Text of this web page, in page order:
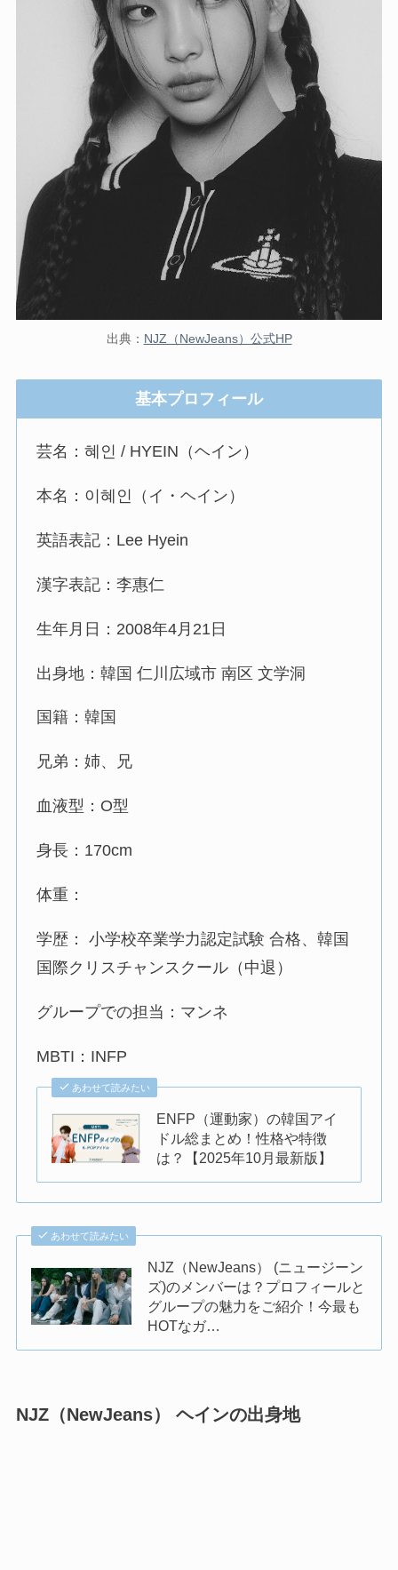
出典： NJZ（NewJeans）公式HP
基本プロフィール
芸名：혜인 / HYEIN（ヘイン）
本名：이혜인（イ・ヘイン）
英語表記：Lee Hyein
漢字表記：李惠仁
生年月日：2008年4月21日
出身地：韓国 仁川広域市 南区 文学洞
国籍：韓国
兄弟：姉、兄
血液型：O型
身長：170cm
体重：
学歴： 小学校卒業学力認定試験 合格、韓国
国際クリスチャンスクール（中退）
グループでの担当：マンネ
MBTI：INFP
あわせて読みたい
ENFP（運動家）の韓国アイ
ドル総まとめ！性格や特徴
は？【2025年10月最新版】
あわせて読みたい
NJZ（NewJeans） (ニュージーン
ズ)のメンバーは？プロフィールと
グループの魅力をご紹介！今最も
HOTなガ…
NJZ（NewJeans） ヘインの出身地